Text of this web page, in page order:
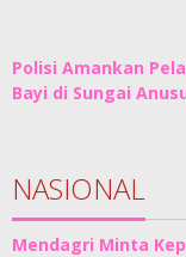
Polisi Amankan
Bayi di Sungai
NASIONAL
Mendagri Minta